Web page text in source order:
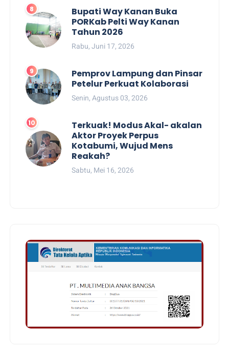
Bupati Way Kanan Buka
PORKab Pelti Way Kanan
Tahun 2026
Rabu, Juni 17, 2026
Pemprov Lampung dan Pinsar
Petelur Perkuat Kolaborasi
Senin, Agustus 03, 2026
Terkuak! Modus Akal- akalan
Aktor Proyek Perpus
Kotabumi, Wujud Mens
Reakah?
Sabtu, Mei 16, 2026